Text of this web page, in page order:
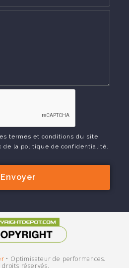
termes et conditions du site
de la politique de confidentialité.
Envoyer
• Optimisateur de performances.
droits réservés.